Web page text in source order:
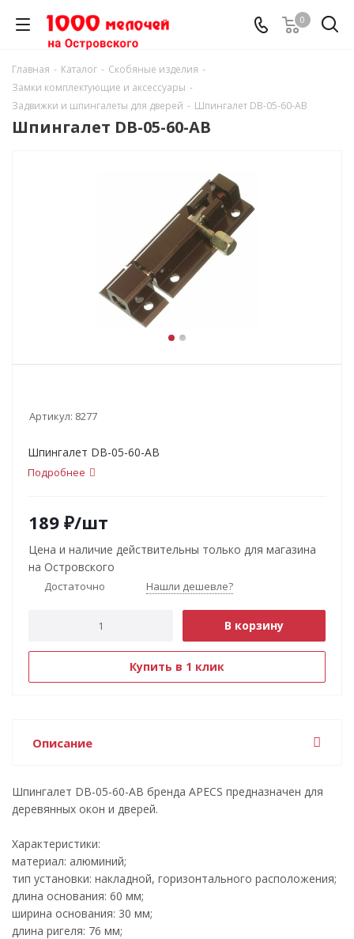
0
Главная - Каталог - Скобяные изделия -
Замки комплектующие и аксессуары -
Задвижки и шпингалеты для дверей - Шпингалет DB-05-60-АВ
Шпингалет DB-05-60-АВ
Артикул: 8277
Шпингалет DB-05-60-АВ
Подробнее
189 ₽/шт
Цена и наличие действительны только для магазина
на Островского
Достаточно Нашли дешевле?
В корзину
Купить в 1 клик
Описание
Шпингалет DB-05-60-AB бренда APECS предназначен для
деревянных окон и дверей.
Характеристики:
материал: алюминий;
тип установки: накладной, горизонтального расположения;
длина основания: 60 мм;
ширина основания: 30 мм;
длина ригеля: 76 мм;